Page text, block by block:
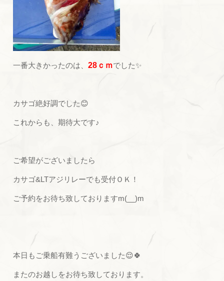
一番大きかったのは、28ｃｍでした✨
カサゴ絶好調でした😊
これからも、期待大です♪
ご希望がございましたら
カサゴ&LTアジリレーでも受付ＯＫ！
ご予約をお待ち致しておりますm(__)m
本日もご乗船有難うございました😌🍀
またのお越しをお待ち致しております。